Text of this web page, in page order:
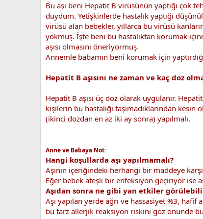
Bu aşı beni Hepatit B virüsünün yaptığı çok
duydum. Yetişkinlerde hastalık yaptığı
virüsü alan bebekler, yıllarca bu virüsü
yokmuş. İşte beni bu hastalıktan korumak
aşısı olmasını öneriyormuş.
Annemle babamın beni korumak için
Hepatit B aşısını ne zaman ve kaç doz
Hepatit B aşısı üç doz olarak uygulanır.
kişilerin bu hastalığı taşımadıklarından
(ikinci dozdan en az iki ay sonra) yapılmalı.
Anne ve Babaya Not:
Hangi koşullarda aşı yapılmamalı?
Aşının içeriğindeki herhangi bir maddeye
Eğer bebek ateşli bir enfeksiyon geçiriyor ise
Aşıdan sonra ne gibi yan etkiler
Aşı yapılan yerde ağrı ve hassasiyet %3,
bu tarz allerjik reaksiyon riskini göz önünde